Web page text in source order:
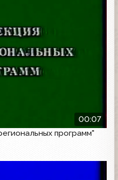
00:07
программ"